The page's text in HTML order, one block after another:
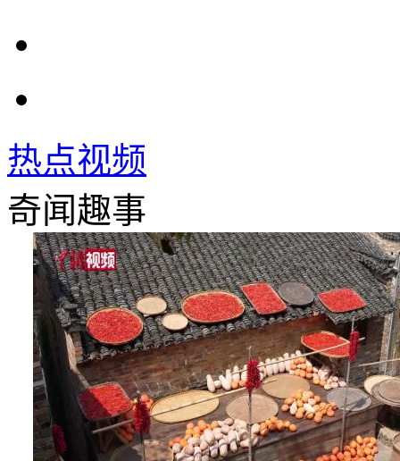
热点视频
奇闻趣事